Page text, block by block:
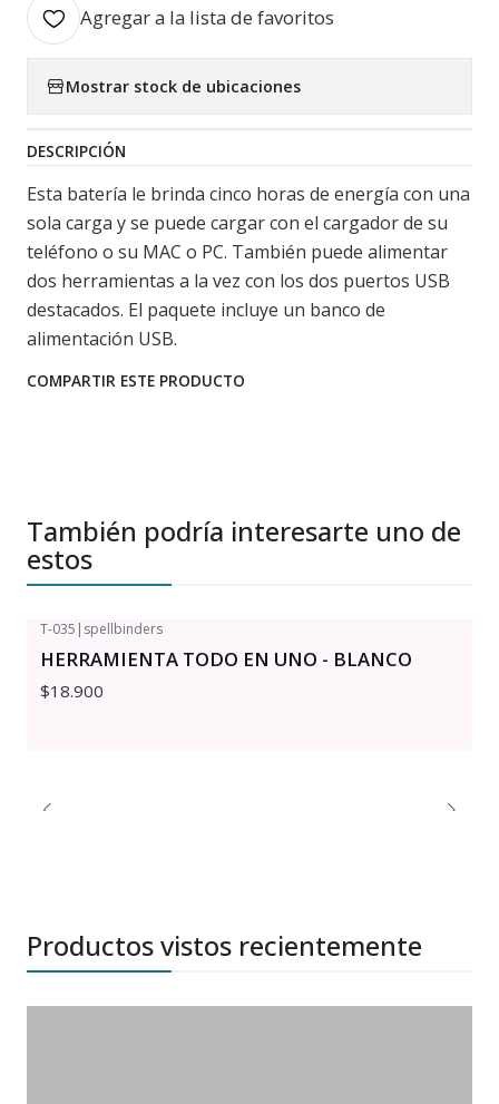
Agregar a la lista de favoritos
Mostrar stock de ubicaciones
DESCRIPCIÓN
Esta batería le brinda cinco horas de energía con una
sola carga y se puede cargar con el cargador de su
teléfono o su MAC o PC. También puede alimentar
dos herramientas a la vez con los dos puertos USB
destacados. El paquete incluye un banco de
alimentación USB.
COMPARTIR ESTE PRODUCTO
También podría interesarte uno de
estos
T-035 | spellbinders
HERRAMIENTA TODO EN UNO - BLANCO
$18.900
Productos vistos recientemente